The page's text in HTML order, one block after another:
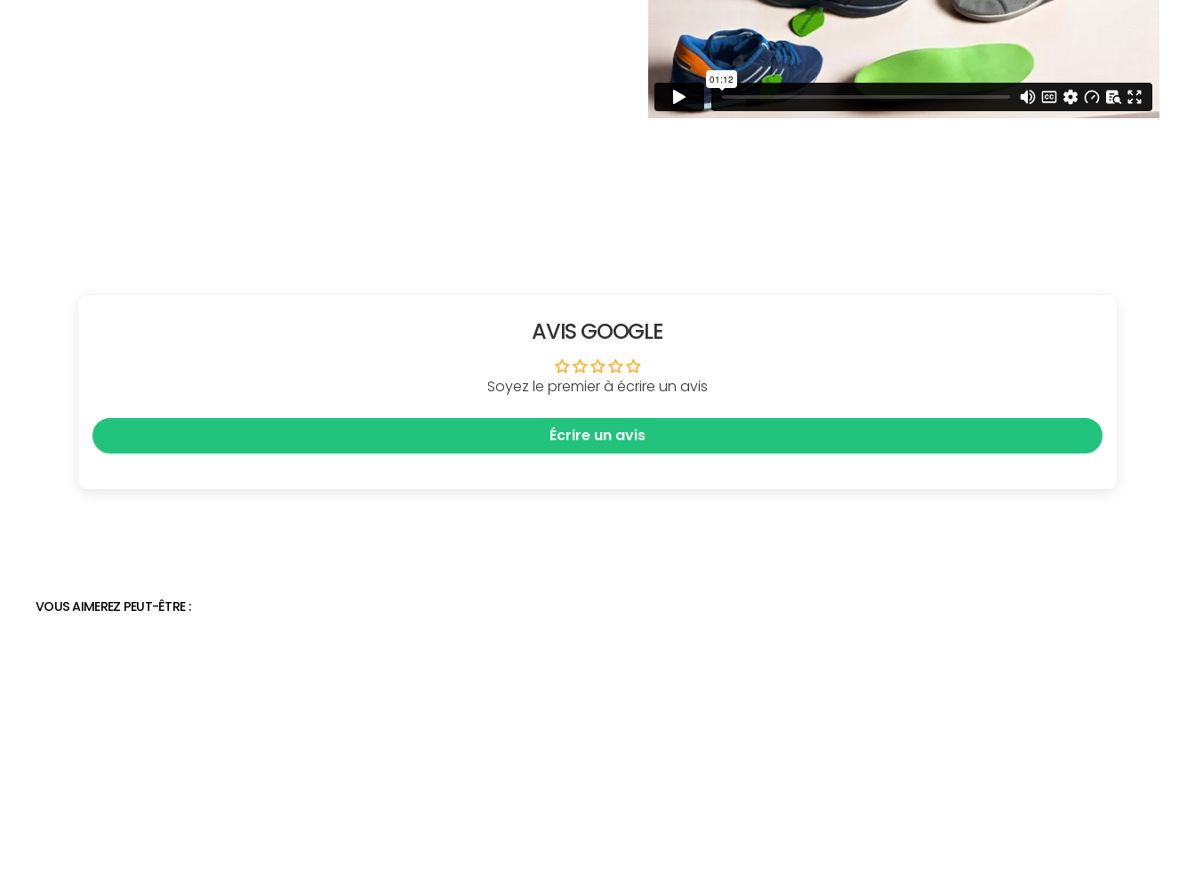
AVIS GOOGLE
Soyez le premier à écrire un avis
Écrire un avis
VOUS AIMEREZ PEUT-ÊTRE :